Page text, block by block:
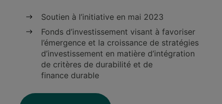
Soutien à l’initiative en mai 2023
Fonds d’investissement visant à favoriser
l’émergence et la croissance de stratégies
d’investissement en matière d’intégration
de critères de durabilité et de
finance durable